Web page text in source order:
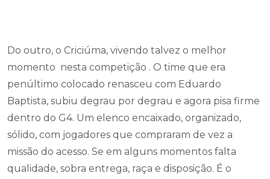
Do outro, o Criciúma, vivendo talvez o melhor
momento nesta competição . O time que era
penúltimo colocado renasceu com Eduardo
Baptista, subiu degrau por degrau e agora pisa firme
dentro do G4. Um elenco encaixado, organizado,
sólido, com jogadores que compraram de vez a
missão do acesso. Se em alguns momentos falta
qualidade, sobra entrega, raça e disposição. É o